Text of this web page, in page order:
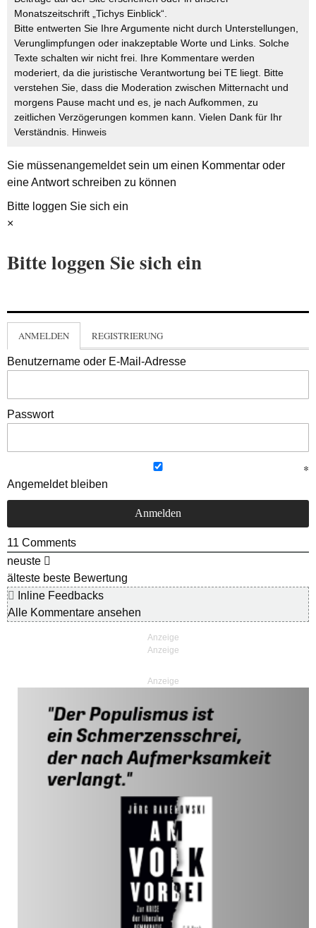
Monatszeitschrift „Tichys Einblick“.
Bitte entwerten Sie Ihre Argumente nicht durch Unterstellungen,
Verunglimpfungen oder inakzeptable Worte und Links. Solche
Texte schalten wir nicht frei. Ihre Kommentare werden
moderiert, da die juristische Verantwortung bei TE liegt. Bitte
verstehen Sie, dass die Moderation zwischen Mitternacht und
morgens Pause macht und es, je nach Aufkommen, zu
zeitlichen Verzögerungen kommen kann. Vielen Dank für Ihr
Verständnis. Hinweis
Sie müssenangemeldetsein um einen Kommentar oder
eine Antwort schreiben zu können
Bitte loggen Sie sich ein
×
Bitte loggen Sie sich ein
ANMELDEN REGISTRIERUNG
Benutzername oder E-Mail-Adresse
Passwort
Angemeldet bleiben
11 Comments
neuste
älteste beste Bewertung
Inline Feedbacks
Alle Kommentare ansehen
Anzeige